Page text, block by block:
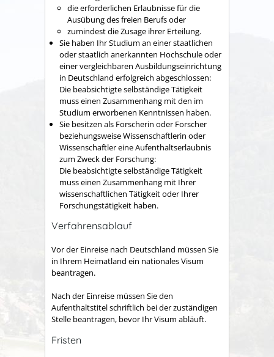
die erforderlichen Erlaubnisse für die
Ausübung des freien Berufs oder
zumindest die Zusage ihrer Erteilung.
Sie haben Ihr Studium an einer staatlichen
oder staatlich anerkannten Hochschule oder
einer vergleichbaren Ausbildungseinrichtung
in Deutschland erfolgreich abgeschlossen:
Die beabsichtigte selbständige Tätigkeit
musseinen Zusammenhang mit den im
Studium erworbenen Kenntnissen haben.
Sie besitzen als Forscherin oder Forscher
beziehungsweise Wissenschaftlerin oder
Wissenschaftler eine Aufenthaltserlaubnis
zum Zweck der Forschung:
Die beabsichtigte selbständige Tätigkeit
muss einen Zusammenhang mit Ihrer
wissenschaftlichen Tätigkeit oder Ihrer
Forschungstätigkeit haben.
Verfahrensablauf
Vor der Einreise nach Deutschland müssen Sie
in Ihrem Heimatland ein nationales Visum
beantragen.
Nach der Einreise müssen Sie den
Aufenthaltstitel schriftlich bei der zuständigen
Stelle beantragen, bevor Ihr Visum abläuft.
Fristen